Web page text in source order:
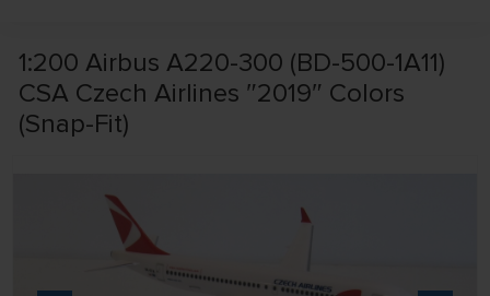
1:200 Airbus A220-300 (BD-500-1A11)
CSA Czech Airlines ″2019″ Colors
(Snap-Fit)